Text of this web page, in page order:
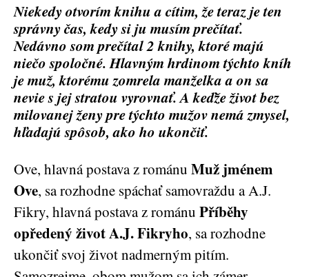
Niekedy otvorím knihu a cítim, že teraz je ten
správny čas, kedy si ju musím prečítať.
Nedávno som prečítal 2 knihy, ktoré majú
niečo spoločné. Hlavným hrdinom týchto kníh
je muž, ktorému zomrela manželka a on sa
nevie s jej stratou vyrovnať. A keďže život bez
milovanej ženy pre týchto mužov nemá zmysel,
hľadajú spôsob, ako ho ukončiť.
Ove, hlavná postava z románu Muž jménem
Ove, sa rozhodne spáchať samovraždu a A.J.
Fikry, hlavná postava z románu Příběhy
opředený život A.J. Fikryho, sa rozhodne
ukončiť svoj život nadmerným pitím.